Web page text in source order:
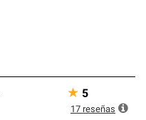
★ 5
17 reseñas